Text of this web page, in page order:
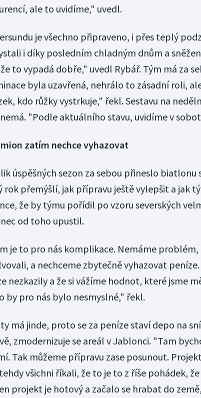
ale to uvidíme," uvedl.
je všechno připraveno, i přes teplý
i díky posledním chladným dnům a
to vypadá dobře," uvedl Rybář. Tým má za
byla uzavřená, nehrálo to zásadní roli,
kdo růžky vystrkuje," řekl. Sestavu na
"Podle aktuálního stavu, uvidíme v
zatím nechce vyhazovat
úspěšných sezon za sebou přineslo biatlonu
rok přemýšlí, jak přípravu ještě vylepšit a jak
že by týmu pořídil po vzoru severských
od toho upustil.
je to pro nás komplikace. Nemáme
a nechceme zbytečně vyhazovat
nezkazily a že si vážíme hodnot, které jsme
by pro nás bylo nesmyslné," řekl.
má jinde, proto se za peníze staví depo na
zmodernizuje se areál v Jablonci. "Tam
Tak můžeme přípravu zase posunout.
všichni říkali, že to je to z říše pohádek,
projekt je hotový a začalo se hrabat do